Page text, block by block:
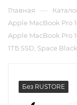
Главная —
Apple MacBook Pro
Apple MacBook Pro
1ТБ SSD, Space
Без RUSTORE